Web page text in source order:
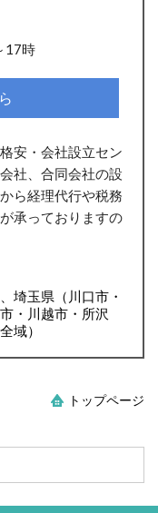
17時
安・会社設立セン
社、合同会社の設
ら経理代行や税務
承っておりますの
埼玉県（川口市・
・川越市・所沢
域）
トップページ